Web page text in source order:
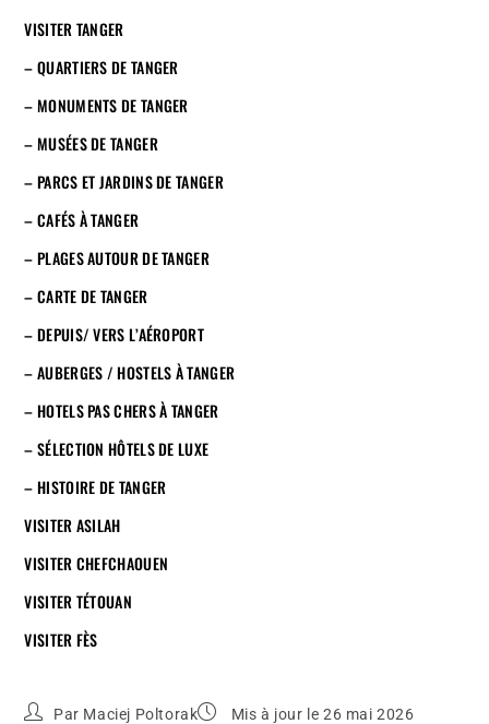
VISITER TANGER
– QUARTIERS DE TANGER
– MONUMENTS DE TANGER
– MUSÉES DE TANGER
– PARCS ET JARDINS DE TANGER
– CAFÉS À TANGER
– PLAGES AUTOUR DE TANGER
– CARTE DE TANGER
– DEPUIS/ VERS L’AÉROPORT
– AUBERGES / HOSTELS À TANGER
– HOTELS PAS CHERS À TANGER
– SÉLECTION HÔTELS DE LUXE
– HISTOIRE DE TANGER
VISITER ASILAH
VISITER CHEFCHAOUEN
VISITER TÉTOUAN
VISITER FÈS
Par Maciej Poltorak Mis à jour le 26 mai 2026